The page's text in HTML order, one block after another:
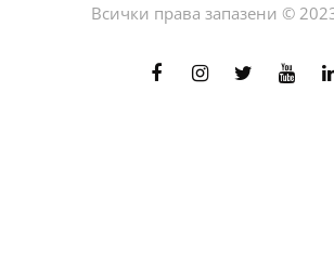
Всички права запазени ©